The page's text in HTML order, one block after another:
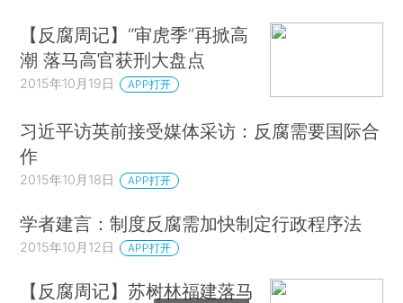
【反腐周记】“审虎季”再掀高
潮 落马高官获刑大盘点
2015年10月19日 APP打开
习近平访英前接受媒体采访：反腐需要国际合
作
2015年10月18日 APP打开
学者建言：制度反腐需加快制定行政程序法
2015年10月12日 APP打开
【反腐周记】苏树林福建落马